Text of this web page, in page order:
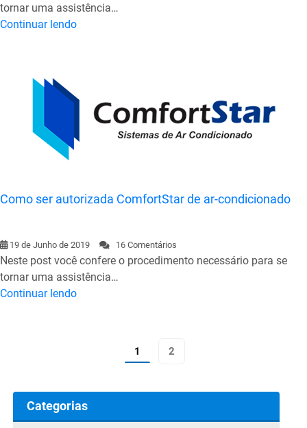
tornar uma assistência…
Continuar lendo
Como ser autorizada ComfortStar de ar-condicionado
19 de Junho de 2019 16 Comentários
Neste post você confere o procedimento necessário para se
tornar uma assistência…
Continuar lendo
1 2
Categorias